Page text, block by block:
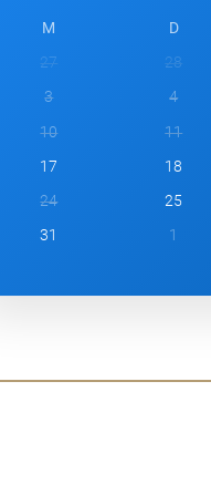
M D
27
28
3
4
10
11
17
18
24
25
31
1